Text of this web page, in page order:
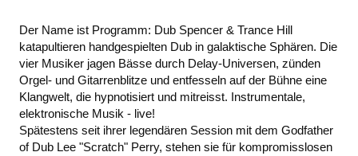
Der Name ist Programm: Dub Spencer & Trance Hill
katapultieren handgespielten Dub in galaktische Sphären. Die
vier Musiker jagen Bässe durch Delay-Universen, zünden
Orgel- und Gitarrenblitze und entfesseln auf der Bühne eine
Klangwelt, die hypnotisiert und mitreisst. Instrumentale,
elektronische Musik - live!
Spätestens seit ihrer legendären Session mit dem Godfather
of Dub Lee "Scratch" Perry, stehen sie für kompromisslosen